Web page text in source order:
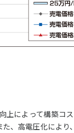
によって構築
、高電圧化によ